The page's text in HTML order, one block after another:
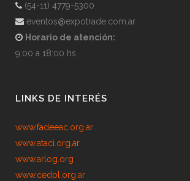
(54-11) 4779-5300
eventos@expotrade.com.ar
Horario de atención:
9:00 a 18:00 hs.
LINKS DE INTERÉS
www.fadeeac.org.ar
www.ataci.org.ar
www.arlog.org
www.cedol.org.ar